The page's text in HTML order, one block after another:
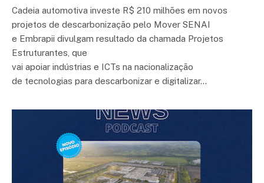
Cadeia automotiva investe R$ 210 milhões em novos
projetos de descarbonização pelo Mover SENAI
e Embrapii divulgam resultado da chamada Projetos
Estruturantes, que
vai apoiar indústrias e ICTs na nacionalização
de tecnologias para descarbonizar e digitalizar…